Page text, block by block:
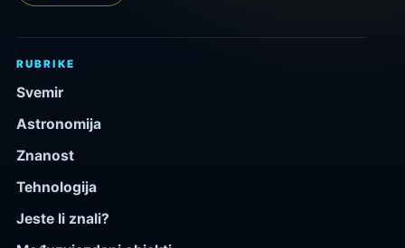
RUBRIKE
Svemir
Astronomija
Znanost
Tehnologija
Jeste li znali?